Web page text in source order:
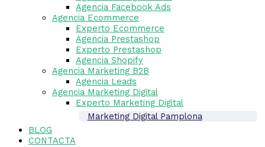
Agencia Facebook Ads
Agencia Ecommerce
Experto Ecommerce
Agencia Prestashop
Experto Prestashop
Agencia Shopify
Agencia Marketing B2B
Agencia Leads
Agencia Marketing Digital
Experto Marketing Digital
Marketing Digital Pamplona
BLOG
CONTACTA